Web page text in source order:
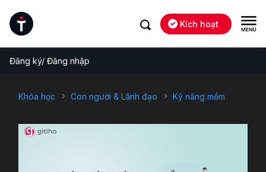
Kích hoạt
Đăng ký/ Đăng nhập
Khóa học Con người & Lãnh đạo Kỹ năng mềm